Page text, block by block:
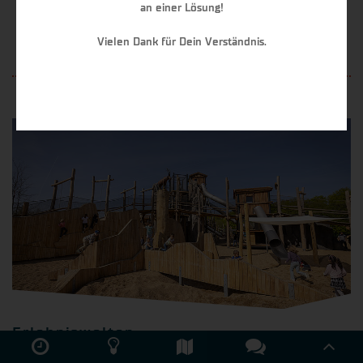
Erlebniswelten
Du möchtest Spaß haben und Deinen Adrenalinpegel nach oben
an einer Lösung!
Vielen Dank für Dein Verständnis.